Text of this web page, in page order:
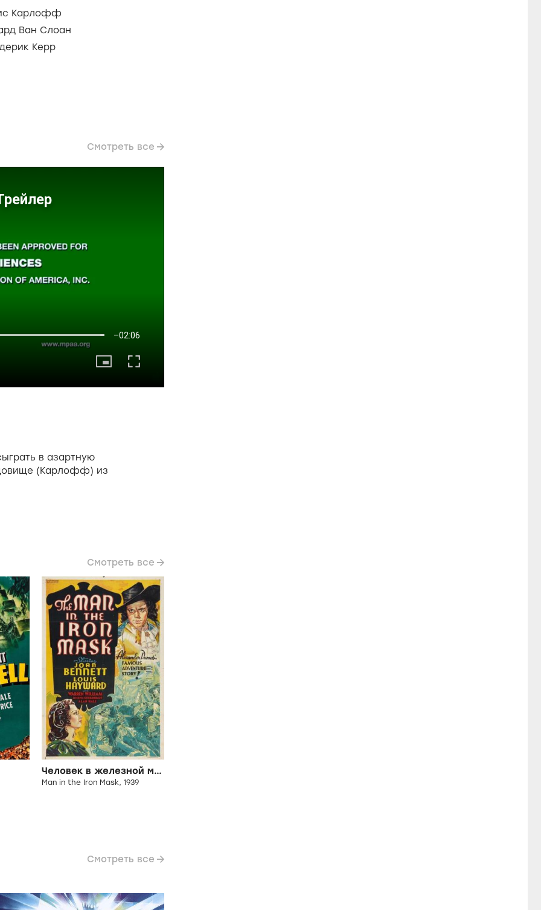
Карлофф
Ван Слоан
Керр
Смотреть все
в азартную
(Карлофф) из
Смотреть все
Человек в железной маске
Man in the Iron Mask, 1939
Смотреть все